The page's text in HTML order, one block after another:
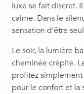
luxe se fait discret.
calme. Dans le
sensation d’être
Le soir, la lumière
cheminée crépite.
profitez simplement
pour le confort et